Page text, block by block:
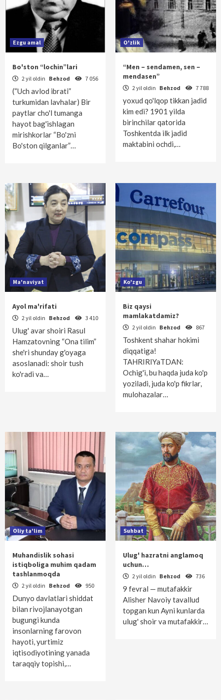
Ezgu amal
Bo'ston “lochin”lari
2 yil oldin Behzod 7 056
(“Uch avlod ibrati”
turkumidan lavhalar) Bir
paytlar cho'l tumanga
hayot bag'ishlagan
mirishkorlar “Bo'zni
Bo'ston qilganlar”…
O'zlik
“Men – sendamen, sen –
mendasen”
2 yil oldin Behzod 7 788
yoxud qo'lqop tikkan jadid
kim edi? 1901 yilda
birinchilar qatorida
Toshkentda ilk jadid
maktabini ochdi,…
Ma'naviyat
Ayol ma'rifati
2 yil oldin Behzod 3 410
Ulug' avar shoiri Rasul
Hamzatovning “Ona tilim”
she'ri shunday g'oyaga
asoslanadi: shoir tush
ko'radi va…
Ko'zgu
Biz qaysi
mamlakatdamiz?
2 yil oldin Behzod 867
Toshkent shahar hokimi
diqqatiga!
TAHRIRIYaTDAN:
Ochig'i, bu haqda juda ko'p
yoziladi, juda ko'p fikrlar,
mulohazalar…
Oliy ta'lim
Muhandislik sohasi
istiqboliga muhim qadam
tashlanmoqda
2 yil oldin Behzod 950
Dunyo davlatlari shiddat
bilan rivojlanayotgan
bugungi kunda
insonlarning farovon
hayoti, yurtimiz
iqtisodiyotining yanada
taraqqiy topishi,…
Suhbat
Ulug' hazratni anglamoq
uchun…
2 yil oldin Behzod 736
9 fevral — mutafakkir
Alisher Navoiy tavallud
topgan kun Ayni kunlarda
ulug' shoir va mutafakkir…